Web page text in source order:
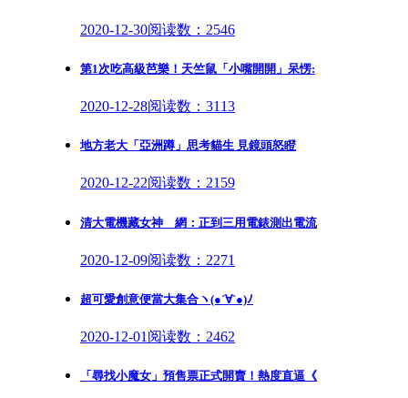
2020-12-30阅读数：2546
第1次吃高級芭樂！天竺鼠「小嘴開開」呆愣:
2020-12-28阅读数：3113
地方老大「亞洲蹲」思考貓生 見鏡頭怒瞪
2020-12-22阅读数：2159
清大電機藏女神 網：正到三用電錶測出電流
2020-12-09阅读数：2271
超可愛創意便當大集合ヽ(●´∀`●)ﾉ
2020-12-01 阅读数：2462
「尋找小魔女」預售票正式開賣！熱度直逼《